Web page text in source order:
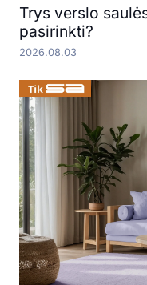
Trys verslo
pasirinkti?
2026.08.03